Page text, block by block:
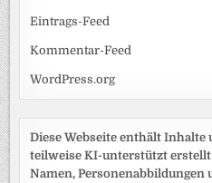
Eintrags-Feed
Kommentar-Feed
WordPress.org
Diese Webseite enthält Inhalte
teilweise KI-unterstützt
Namen, Personenabbildungen